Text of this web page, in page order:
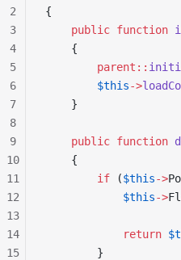
{
    public
function
    {
        parent::
        $this
->
    }
    public
function
    {
        if
($this->
            $this
->
            return
        }
2
3
4
5
6
7
8
9
10
11
12
13
14
15